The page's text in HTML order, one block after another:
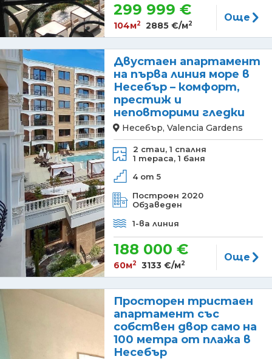
299 999 €
104м2 2885 €/м2
Още
Двустаен апартамент
на първа линия море в
Несебър – комфорт,
престиж и
неповторими гледки
Несебър, Valencia Gardens
2 стаи, 1 спалня
1 тераса, 1 баня
4 от 5
Построен 2020
Обзаведен
1-ва линия
188 000 €
60м2 3133 €/м2
Още
Просторен тристаен
апартамент със
собствен двор само на
100 метра от плажа в
Несебър